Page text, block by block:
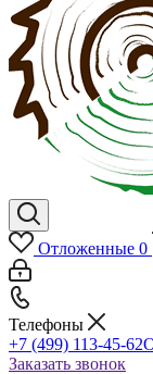
Отложенные 0
Телефоны
+7 (499) 113-45-62
Заказать звонок